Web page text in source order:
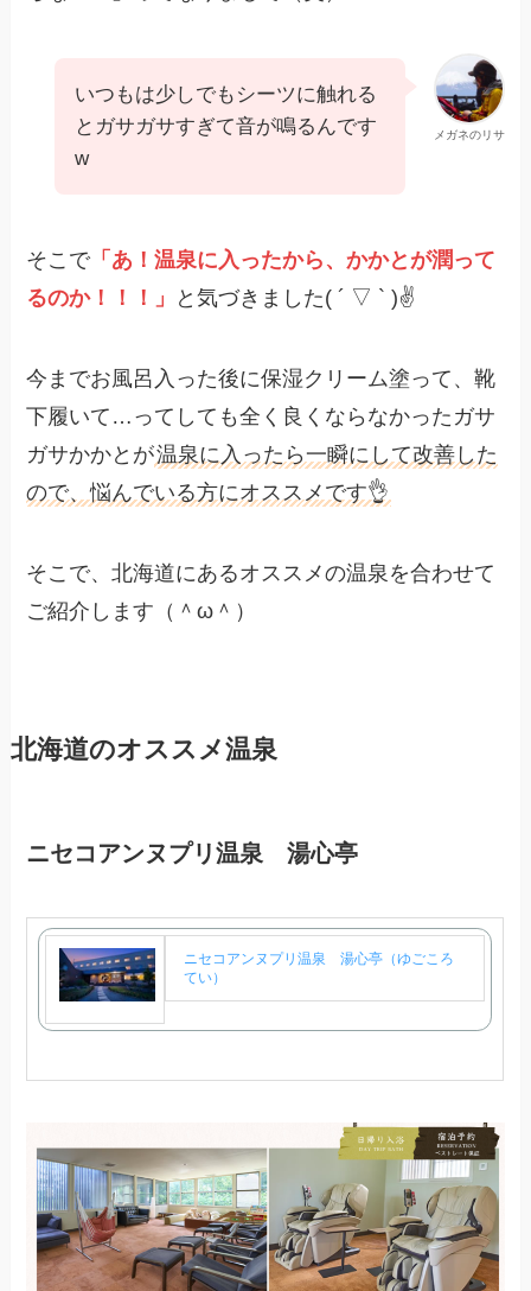
メガネのリサ
いつもは少しでもシーツに触れる
とガサガサすぎて音が鳴るんです
w
そこで「あ！温泉に入ったから、かかとが潤って
るのか！！！」
と気づきました( ´ ▽ ` )✌️
今までお風呂入った後に保湿クリーム塗って、靴
下履いて…ってしても全く良くならなかったガサ
ガサかかとが温泉に入ったら一瞬にして改善した
ので、悩んでいる方にオススメです👌
そこで、北海道にあるオススメの温泉を合わせて
ご紹介します（＾ω＾）
北海道のオススメ温泉
ニセコアンヌプリ温泉 湯心亭
ニセコアンヌプリ温泉 湯心亭（ゆごころ
てい）